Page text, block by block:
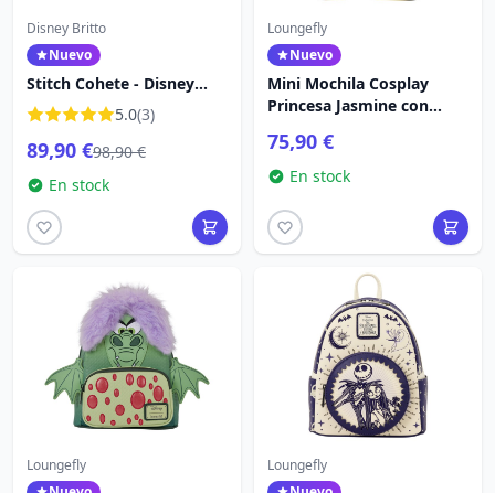
Disney Britto
Nuevo
Stitch Cohete - Disney
Britto
5.0(3)
89,90 €98,90 €
En stock
Loungefly
Nuevo
Mini Mochila Cosplay
Princesa Jasmine con
Disney Loungefly Aladdin
75,90 €
En stock
Loungefly
Loungefly